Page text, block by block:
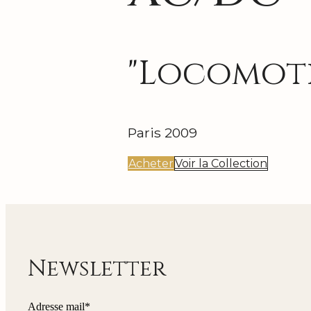
Paris 2009
AcheterVoir la Collection
Newsletter
Adresse mail*